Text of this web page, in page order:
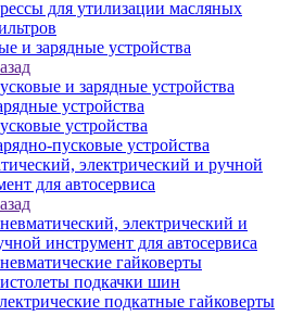
для утилизации масляных
и зарядные устройства
и зарядные устройства
устройства
устройства
пусковые устройства
электрический и ручной
для автосервиса
электрический и
инструмент для автосервиса
гайковерты
подкачки шин
подкатные гайковерты